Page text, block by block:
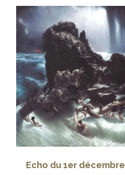
Echo du 1er décembre